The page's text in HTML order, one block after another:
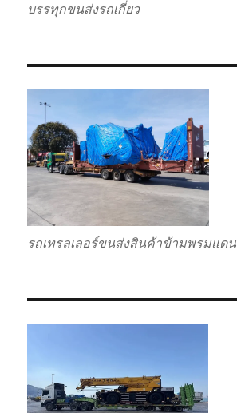
บรรทุกขนส่งรถเกี่ยว
รถเทรลเลอร์ขนส่งสินค้าข้ามพรมแดน